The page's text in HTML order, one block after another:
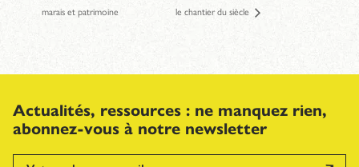
marais et patrimoine le chantier du siècle
Actualités, ressources : ne manquez rien,
abonnez-vous à notre newsletter